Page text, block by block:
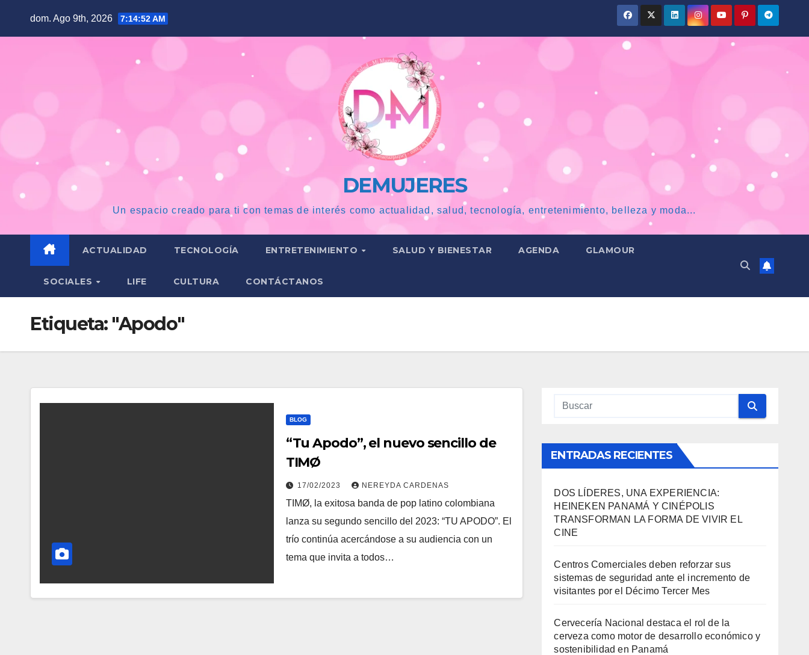
dom. Ago 9th, 2026 7:14:53 AM
DEMUJERES
Un espacio creado para ti con temas de interés como actualidad, salud, tecnología, entretenimiento, belleza y moda...
ACTUALIDAD TECNOLOGÍA ENTRETENIMIENTO SALUD Y BIENESTAR AGENDA GLAMOUR
SOCIALES LIFE CULTURA CONTÁCTANOS
Etiqueta: "Apodo"
BLOG
“Tu Apodo”, el nuevo sencillo de
TIMØ
17/02/2023 NEREYDA CARDENAS
TIMØ, la exitosa banda de pop latino colombiana
lanza su segundo sencillo del 2023: “TU APODO”. El
trío continúa acercándose a su audiencia con un
tema que invita a todos…
ENTRADAS RECIENTES
DOS LÍDERES, UNA EXPERIENCIA:
HEINEKEN PANAMÁ Y CINÉPOLIS
TRANSFORMAN LA FORMA DE VIVIR EL
CINE
Centros Comerciales deben reforzar sus
sistemas de seguridad ante el incremento de
visitantes por el Décimo Tercer Mes
Cervecería Nacional destaca el rol de la
cerveza como motor de desarrollo económico y
sostenibilidad en Panamá